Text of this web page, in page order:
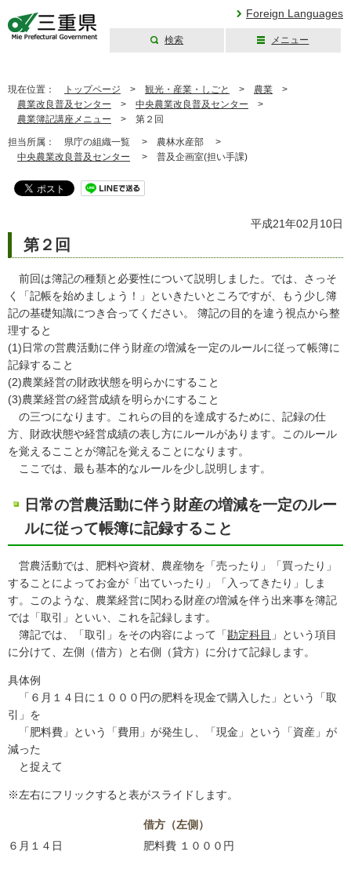
Foreign Languages
検索 メニュー
現在位置： トップページ > 観光・産業・しごと > 農業 >
農業改良普及センター > 中央農業改良普及センター >
農業簿記講座メニュー > 第２回
担当所属： 県庁の組織一覧 > 農林水産部 >
中央農業改良普及センター > 普及企画室(担い手課)
平成21年02月10日
第２回
前回は簿記の種類と必要性について説明しました。では、さっそ
く「記帳を始めましょう！」といきたいところですが、もう少し簿
記の基礎知識につき合ってください。 簿記の目的を違う視点から整
理すると
(1)日常の営農活動に伴う財産の増減を一定のルールに従って帳簿に
記録すること
(2)農業経営の財政状態を明らかにすること
(3)農業経営の経営成績を明らかにすること
の三つになります。これらの目的を達成するために、記録の仕
方、財政状態や経営成績の表し方にルールがあります。このルール
を覚えるこことが簿記を覚えることになります。
ここでは、最も基本的なルールを少し説明します。
日常の営農活動に伴う財産の増減を一定のルー
ルに従って帳簿に記録すること
営農活動では、肥料や資材、農産物を「売ったり」「買ったり」
することによってお金が「出ていったり」「入ってきたり」しま
す。このような、農業経営に関わる財産の増減を伴う出来事を簿記
では「取引」といい、これを記録します。
簿記では、「取引」をその内容によって「勘定科目 」という項目
に分けて、左側（借方）と右側（貸方）に分けて記録します。
具体例
「６月１４日に１０００円の肥料を現金で購入した」という「取
引」を
「肥料費」という「費用」が発生し、「現金」という「資産」が
減った
と捉えて
※左右にフリックすると表がスライドします。
借方（左側）
６月１４日
肥料費 １０００円